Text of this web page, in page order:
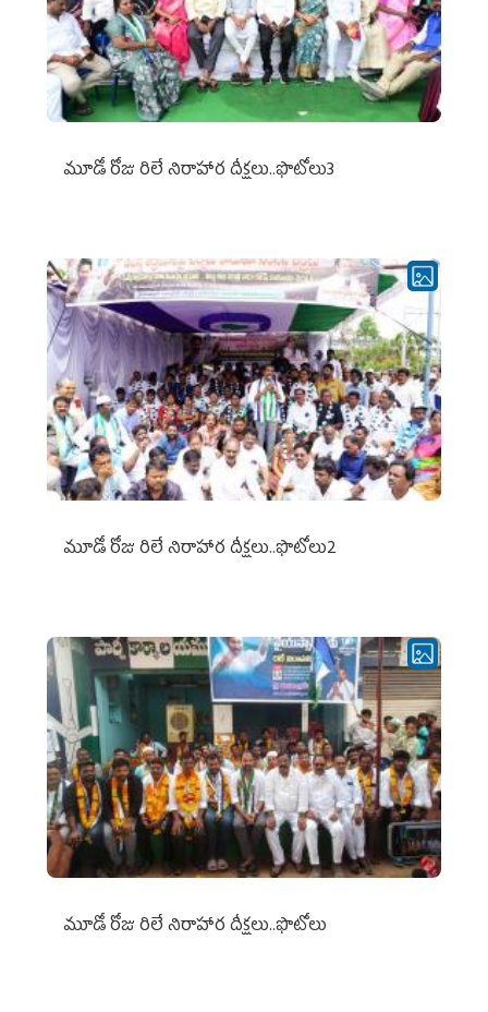
మూడో రోజు రిలే నిరాహార దీక్షలు..ఫొటోలు3
మూడో రోజు రిలే నిరాహార దీక్షలు..ఫొటోలు2
మూడో రోజు రిలే నిరాహార దీక్షలు..ఫొటోలు